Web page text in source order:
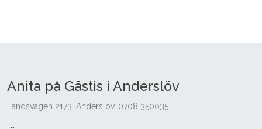
Anita på Gästis i Anderslöv
Landsvägen 2173, Anderslöv, 0708 350035